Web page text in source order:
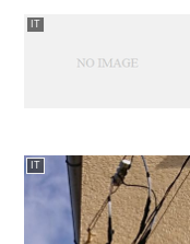
IT
IT